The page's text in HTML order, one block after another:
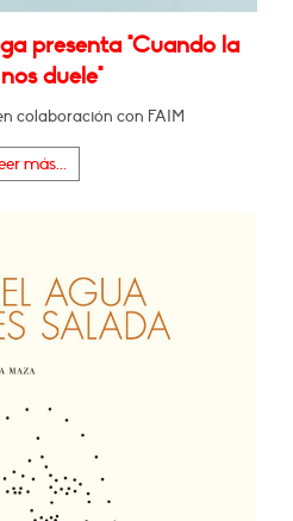
presenta "Cuando la
duele"
colaboración con FAIM
más...